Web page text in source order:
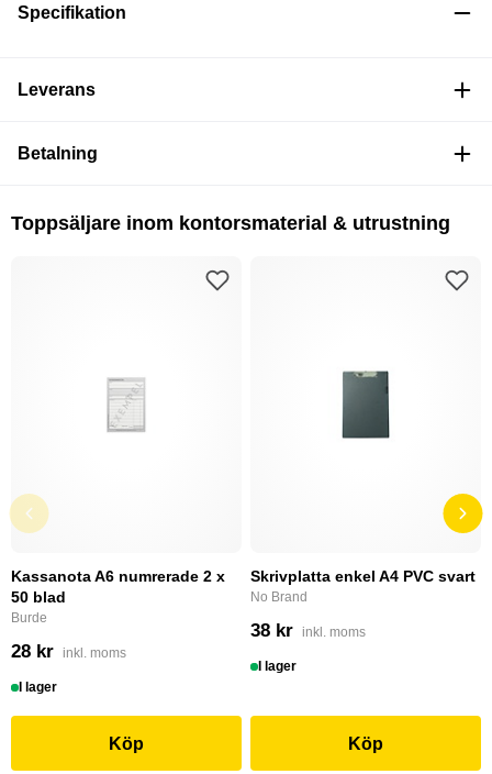
Specifikation
Leverans
Betalning
Toppsäljare inom kontorsmaterial & utrustning
Kassanota A6 numrerade 2 x
50 blad
Burde
28 kr inkl. moms
I lager
Köp
Skrivplatta enkel A4 PVC svart
No Brand
38 kr inkl. moms
I lager
Köp